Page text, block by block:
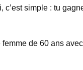
c’est simple : tu
femme de 60 ans